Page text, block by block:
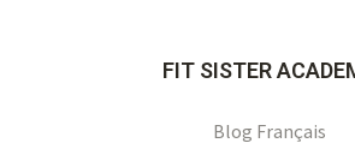
FIT SISTER
Blog Français